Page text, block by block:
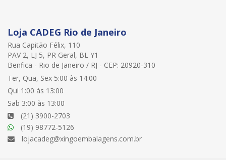
Loja CADEG Rio de Janeiro
Rua Capitão Félix, 110
PAV 2, LJ 5, PR Geral, BL Y1
Benfica - Rio de Janeiro / RJ - CEP: 20920-310
Ter, Qua, Sex 5:00 às 14:00
Qui 1:00 às 13:00
Sab 3:00 às 13:00
(21) 3900-2703
(19) 98772-5126
lojacadeg@xingoembalagens.com.br